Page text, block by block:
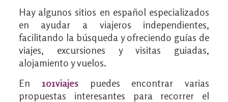
Hay algunos sitios en español especializados
en ayudar a viajeros independientes,
facilitando la búsqueda y ofreciendo guías de
viajes, excursiones y visitas guiadas,
alojamiento y vuelos.
En 101viajespuedes encontrar varias
propuestas interesantes para recorrer el